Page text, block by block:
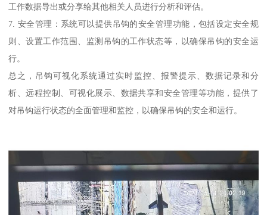
工作数据导出或分享给其他相关人员进行分析和评估。
7. 安全管理：系统可以提供吊钩的安全管理功能，包括设定安全规
则、设置工作范围、监测吊钩的工作状态等，以确保吊钩的安全运
行。
总之，吊钩可视化系统通过实时监控、报警提示、数据记录和分
析、远程控制、可视化展示、数据共享和安全管理等功能，提供了
对吊钩运行状态的全面管理和监控，以确保吊钩的安全和运行。